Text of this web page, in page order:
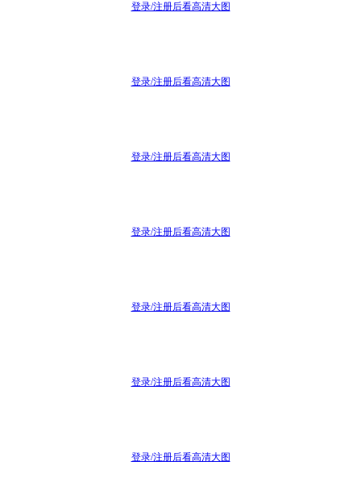
登录/注册后看高清大图
登录/注册后看高清大图
登录/注册后看高清大图
登录/注册后看高清大图
登录/注册后看高清大图
登录/注册后看高清大图
登录/注册后看高清大图